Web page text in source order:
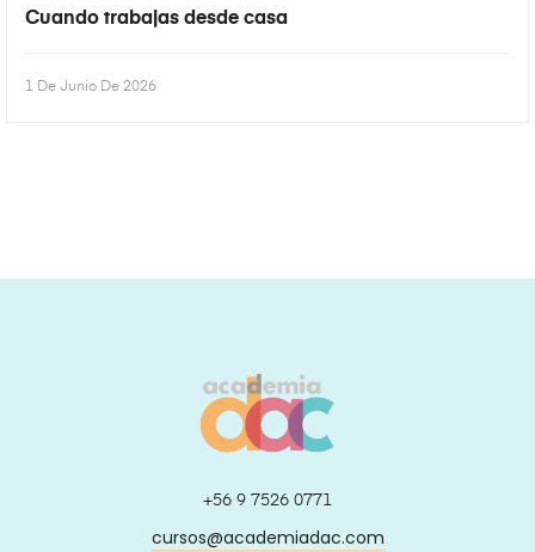
Cuando trabajas desde casa
1 De Junio De 2026
+56 9 7526 0771
cursos@academiadac.com